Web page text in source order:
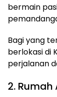
bermain
Bagi yang
berlokasi di
perjalanan
2.